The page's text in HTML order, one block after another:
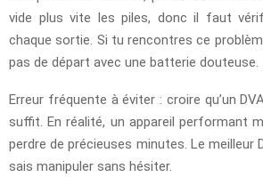
vide plus vite les piles, donc il faut
chaque sortie. Si tu rencontres ce
pas de départ avec une batterie douteuse.
Erreur fréquente à éviter : croire qu’un
suffit. En réalité, un appareil performant
perdre de précieuses minutes. Le meilleur
sais manipuler sans hésiter.